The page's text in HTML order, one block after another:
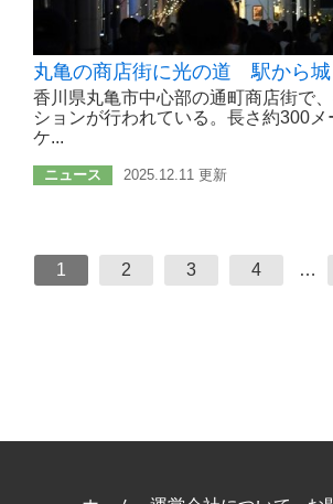
丸亀の商店街に光の道 駅から城
香川県丸亀市中心部の通町商店街で
ションが行われている。長さ約300メ
ケ...
ニュース 2025.12.11 更新
1 2 3 4 …